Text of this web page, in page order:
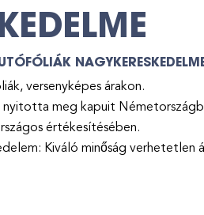
versenyképes árakon.
meg kapuit
értékesítésében.
Kiváló minőság verhetetlen